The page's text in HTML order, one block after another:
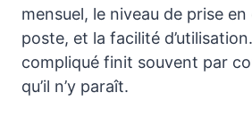
mensuel, le niveau de prise
poste, et la facilité
compliqué finit souvent par
qu’il n’y paraît.